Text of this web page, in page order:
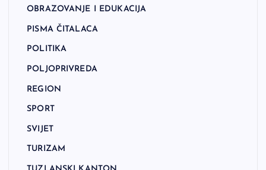
OBRAZOVANJE I EDUKACIJA
PISMA ČITALACA
POLITIKA
POLJOPRIVREDA
REGION
SPORT
SVIJET
TURIZAM